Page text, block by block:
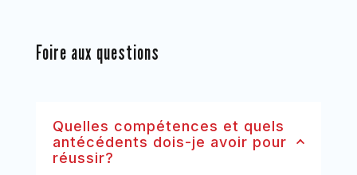
Foire aux questions
Quelles compétences et quels
antécédents dois-je avoir pour
réussir?